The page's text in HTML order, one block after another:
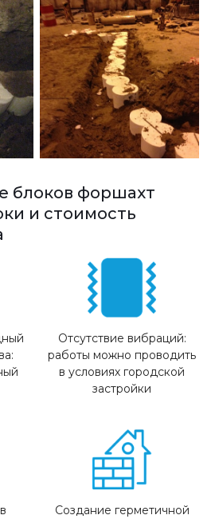
блоков форшахт
и стоимость
Отсутствие вибраций:
работы можно проводить
в условиях городской
застройки
Создание герметичной